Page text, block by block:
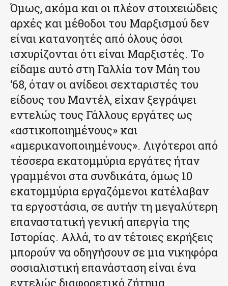
Όμως, ακόμα και οι πλέον στοιχειώδεις
αρχές και μέθοδοι του Μαρξισμού δεν
είναι κατανοητές από όλους όσοι
ισχυρίζονται ότι είναι Μαρξιστές. Το
είδαμε αυτό στη Γαλλία τον Μάη του
‘68, όταν οι ανίδεοι σεχταριστές του
είδους του Μαντέλ, είχαν ξεγράψει
εντελώς τους Γάλλους εργάτες ως
«αστικοποιημένους» και
«αμερικανοποιημένους». Λιγότεροι από
τέσσερα εκατομμύρια εργάτες ήταν
γραμμένοι στα συνδικάτα, όμως 10
εκατομμύρια εργαζόμενοι κατέλαβαν
τα εργοστάσια, σε αυτήν τη μεγαλύτερη
επαναστατική γενική απεργία της
Ιστορίας. Αλλά, το αν τέτοιες εκρήξεις
μπορούν να οδηγήσουν σε μια νικηφόρα
σοσιαλιστική επανάσταση είναι ένα
εντελώς διαφορετικό ζήτημα.